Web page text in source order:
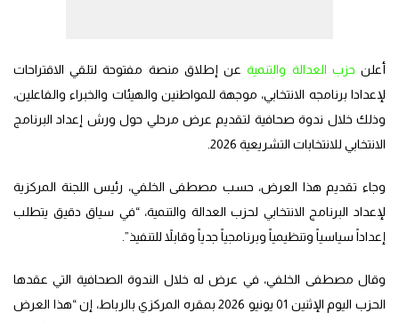
أعلن حزب العدالة والتنميةعن إطلاق منصة مفتوحة لتلقي الاقتراحات
لإعدادا برنامجه الانتخابي، موجهة للمواطنين والهيئات والخبراء والفاعلين،
وذلك خلال ندوة صحافية لتقديم عرض مرحلي حول ورش إعداد البرنامج
الانتخابي للانتخابات التشريعية 2026.
وجاء تقديم هذا العرض، حسب مصطفى الخلفي، رئيس اللجنة المركزية
لإعداد البرنامج الانتخابي لحزب العدالة والتنمية، “في سياق دقيق يتطلب
إعداداً سياسياً وتنظيمياً وبرنامجياً جدياً وقابلاً للتنفيذ”.
وقال مصطفى الخلفي، في عرض له خلال الندوة الصحافية التي عقدها
الحزب اليوم الإثنين 01 يونيو 2026 بمقره المركزي بالرباط، إن “هذا العرض